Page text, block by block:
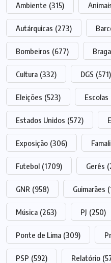
Ambiente (315)
Autárquicas (273)
Bombeiros (677) Braga
Cultura (332) DGS (571)
Eleições (523) Escolas
Estados Unidos (572)
Exposição (306)
Futebol (1709) Gerês
GNR (958) Guimarães
Música (263) PJ (250)
Ponte de Lima (309)
PSP (592) Relatório